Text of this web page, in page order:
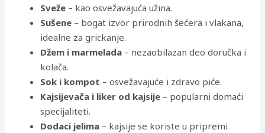
Sveže – kao osvežavajuća užina.
Sušene – bogat izvor prirodnih šećera i vlakana,
idealne za grickanje.
Džem i marmelada – nezaobilazan deo doručka i
kolača.
Sok i kompot – osvežavajuće i zdravo piće.
Kajsijevača i liker od kajsije – popularni domaći
specijaliteti.
Dodaci jelima – kajsije se koriste u pripremi